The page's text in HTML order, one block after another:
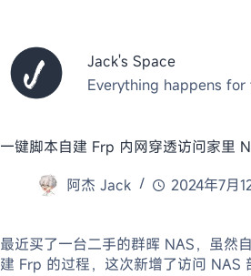
容
Jack's Space
Everything happens
一键脚本自建 Frp 内网穿透访问家里
阿杰 Jack
2024年7月
最近买了一台二手的群晖 NAS，虽然
建 Frp 的过程，这次新增了访问 NAS